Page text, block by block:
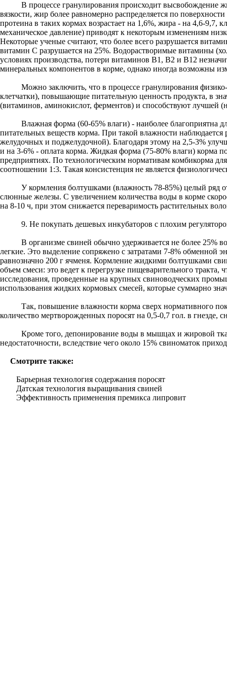
В процессе гранулирования происходит высвобождение
вязкости, жир более равномерно распределяется по
протеина в таких кормах возрастает на 1,6%, жира - на 4,6-9,7,
механическое давление) приводят к некоторым изменениям
Некоторые ученые считают, что более всего разрушается
витамин С разрушается на 25%. Водорастворимые витамины
условиях производства, потери витаминов В1, В2 и В12
минеральных компонентов в корме, однако иногда возможны
Можно заключить, что в процессе гранулирования
клетчатки), повышающие питательную ценность продукта, в
(витаминов, аминокислот, ферментов) и способствуют лучшей
Влажная форма (60-65% влаги) - наиболее благоприятна
питательных веществ корма. При такой влажности
желудочных и поджелудочной). Благодаря этому на 2,5-3%
и на 3-6% - оплата корма. Жидкая форма (75-80% влаги) корма
предприятиях. По технологическим нормативам комбикорма
соотношении 1:3. Такая консистенция не является
У кормления болтушками (влажность 78-85%) целый ряд
слюнные железы. C увеличением количества воды в корме
на 8-10 ч, при этом снижается переваримость растительных
9. Не покупать дешевых инкубаторов с плохим
В организме свиней обычно удерживается не более 25%
легкие. Это выделение сопряжено с затратами 7-8% обменной
равнозначно 200 г ячменя. Кормление жидкими болтушками
объем смеси: это ведет к перегрузке пищеварительного
исследования, проведенные на крупных свиноводческих
использования жидких кормовых смесей, которые суммарно
Так, повышение влажности корма сверх нормативного
количество мертворожденных поросят на 0,5-0,7 гол. в гнезде,
Кроме того, депонирование воды в мышцах и жировой
недостаточности, вследствие чего около 15% свиноматок
Смотрите также:
Барьерная технология содержания поросят
Датская технология выращивания свиней
Эффективность применения премикса липровит